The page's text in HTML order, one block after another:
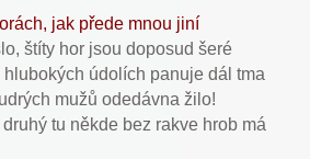
jak přede mnou jiní
štíty hor jsou doposud šeré
hlubokých údolích panuje dál tma
mužů odedávna žilo!
tu někde bez rakve hrob má